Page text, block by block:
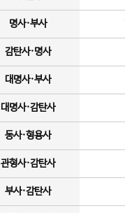
명사·부사
감탄사·명사
대명사·부사
대명사·감탄사
동사·형용사
관형사·감탄사
부사·감탄사